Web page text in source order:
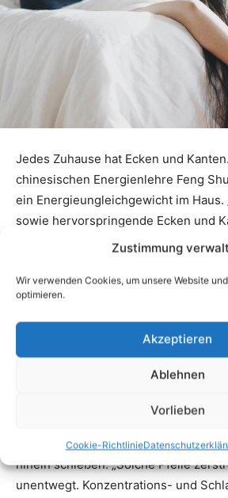
Zustimmung
Wir verwenden Cookies, um unsere Website
optimieren.
Akzeptieren
Ablehnen
Vorlieben
Cookie-Richtlinie